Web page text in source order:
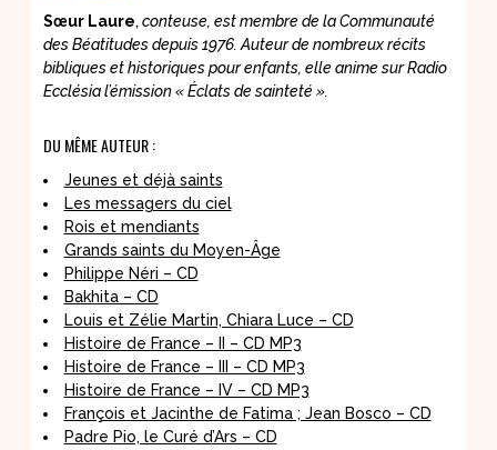
Sœur Laure, conteuse, est membre de la Communauté
des Béatitudes depuis 1976. Auteur de nombreux récits
bibliques et historiques pour enfants, elle anime sur Radio
Ecclésia l’émission « Éclats de sainteté ».
DU MÊME AUTEUR :
Jeunes et déjà saints
Les messagers du ciel
Rois et mendiants
Grands saints du Moyen-Âge
Philippe Néri – CD
Bakhita – CD
Louis et Zélie Martin, Chiara Luce – CD
Histoire de France – II – CD MP3
Histoire de France – III – CD MP3
Histoire de France – IV – CD MP3
François et Jacinthe de Fatima ; Jean Bosco – CD
Padre Pio, le Curé d’Ars – CD